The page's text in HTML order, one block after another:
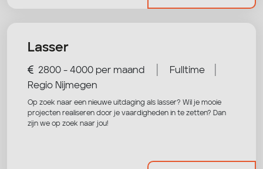
Lasser
2800 - 4000 per maand Fulltime
Regio Nijmegen
Op zoek naar een nieuwe uitdaging als lasser? Wil je mooie
projecten realiseren door je vaardigheden in te zetten? Dan
zijn we op zoek naar jou!